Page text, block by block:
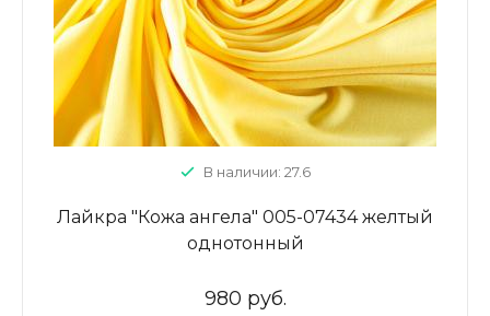
В наличии: 27.6
Лайкра "Кожа ангела" 005-07434 желтый
однотонный
980 руб.